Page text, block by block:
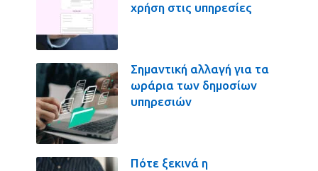
χρήση στις υπηρεσίες
Σημαντική αλλαγή για τα
ωράρια των δημοσίων
υπηρεσιών
Πότε ξεκινά η